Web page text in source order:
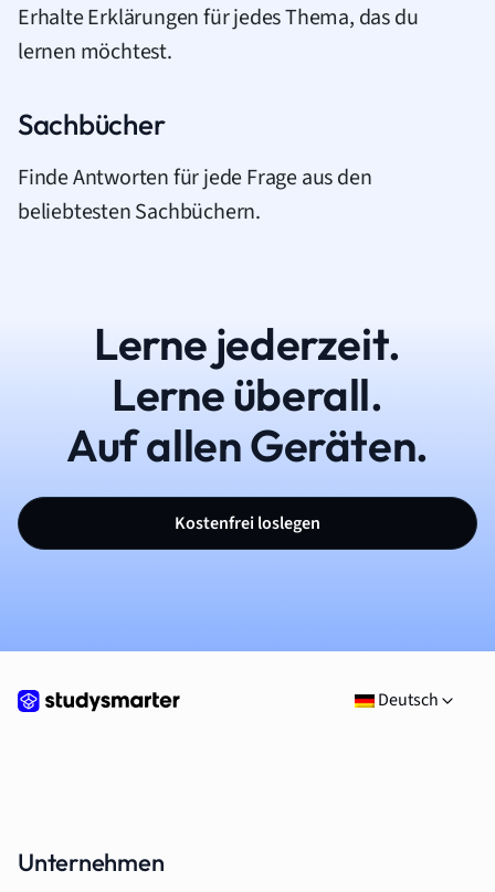
Erhalte Erklärungen für jedes Thema, das du
lernen möchtest.
Sachbücher
Finde Antworten für jede Frage aus den
beliebtesten Sachbüchern.
Lerne jederzeit.
Lerne überall.
Auf allen Geräten.
Kostenfrei loslegen
Deutsch
Unternehmen